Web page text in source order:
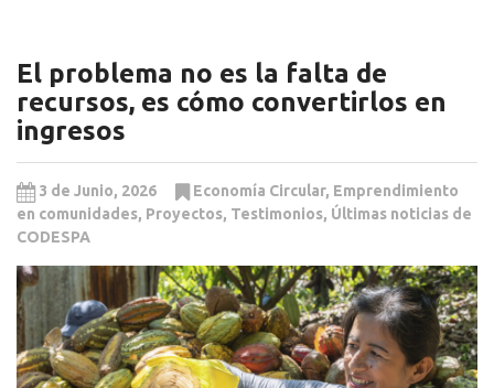
El problema no es la falta de
recursos, es cómo convertirlos en
ingresos
3 de Junio, 2026 Economía Circular, Emprendimiento
en comunidades, Proyectos, Testimonios, Últimas noticias de
CODESPA